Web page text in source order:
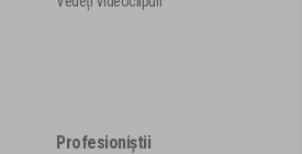
Profesioniștii